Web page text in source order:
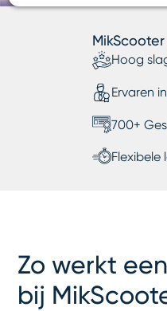
Hoog
Ervaren
700+
Flexibele
Zo werkt
bij